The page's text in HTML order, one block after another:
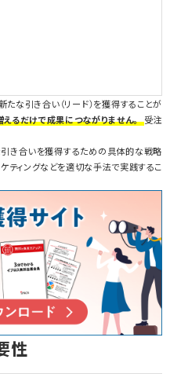
な引き合い（リード）を獲得することが
るだけで成果につながりません。受注
き合いを獲得するための具体的な戦略
ティングなどを適切な手法で実践するこ
性